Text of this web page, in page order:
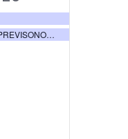
NIVEL BASICO DE PREVENCION EN CONSTRUCCION 20P+40O en PREVISONOR VIGO y Aula Formanor de 2026-07-24 a 2026-08-14
eventos,